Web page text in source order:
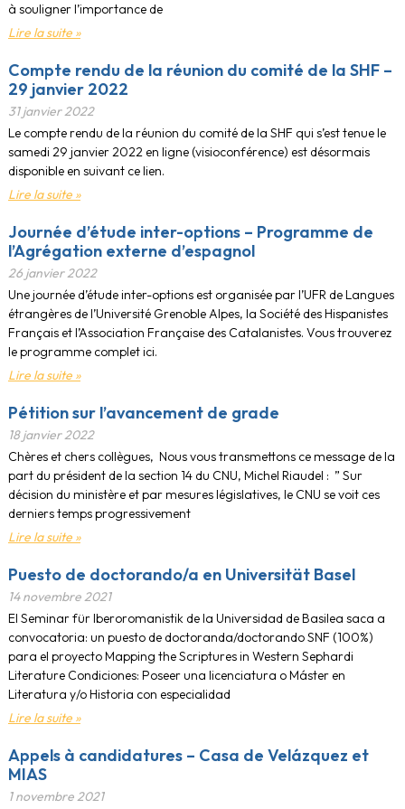
à souligner l’importance de
Lire la suite »
Compte rendu de la réunion du comité de la SHF –
29 janvier 2022
31 janvier 2022
Le compte rendu de la réunion du comité de la SHF qui s’est tenue le
samedi 29 janvier 2022 en ligne (visioconférence) est désormais
disponible en suivant ce lien.
Lire la suite »
Journée d’étude inter-options – Programme de
l’Agrégation externe d’espagnol
26 janvier 2022
Une journée d’étude inter-options est organisée par l’UFR de Langues
étrangères de l’Université Grenoble Alpes, la Société des Hispanistes
Français et l’Association Française des Catalanistes. Vous trouverez
le programme complet ici.
Lire la suite »
Pétition sur l’avancement de grade
18 janvier 2022
Chères et chers collègues, Nous vous transmettons ce message de la
part du président de la section 14 du CNU, Michel Riaudel : ” Sur
décision du ministère et par mesures législatives, le CNU se voit ces
derniers temps progressivement
Lire la suite »
Puesto de doctorando/a en Universität Basel
14 novembre 2021
El Seminar für Iberoromanistik de la Universidad de Basilea saca a
convocatoria: un puesto de doctoranda/doctorando SNF (100%)
para el proyecto Mapping the Scriptures in Western Sephardi
Literature Condiciones: Poseer una licenciatura o Máster en
Literatura y/o Historia con especialidad
Lire la suite »
Appels à candidatures – Casa de Velázquez et
MIAS
1 novembre 2021